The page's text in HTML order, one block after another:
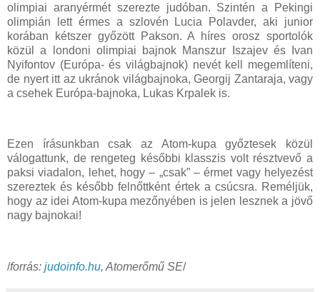
olimpiai aranyérmét szerezte judóban. Szintén a Pekingi
olimpián lett érmes a szlovén Lucia Polavder, aki junior
korában kétszer győzött Pakson. A híres orosz sportolók
közül a londoni olimpiai bajnok Manszur Iszajev és Ivan
Nyifontov (Európa- és világbajnok) nevét kell megemlíteni,
de nyert itt az ukránok világbajnoka, Georgij Zantaraja, vagy
a csehek Európa-bajnoka, Lukas Krpalek is.
Ezen írásunkban csak az Atom-kupa győztesek közül
válogattunk, de rengeteg későbbi klasszis volt résztvevő a
paksi viadalon, lehet, hogy – „csak” – érmet vagy helyezést
szereztek és később felnőttként értek a csúcsra. Reméljük,
hogy az idei Atom-kupa mezőnyében is jelen lesznek a jövő
nagy bajnokai!
/forrás: judoinfo.hu, Atomerőmű SE/